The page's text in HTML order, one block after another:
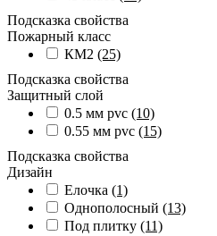
Подсказка свойства
Пожарный класс
КМ2 (25)
Подсказка свойства
Защитный слой
0.5 мм pvc (10)
0.55 мм pvc (15)
Подсказка свойства
Дизайн
Елочка (1)
Однополосный (13)
Под плитку (11)